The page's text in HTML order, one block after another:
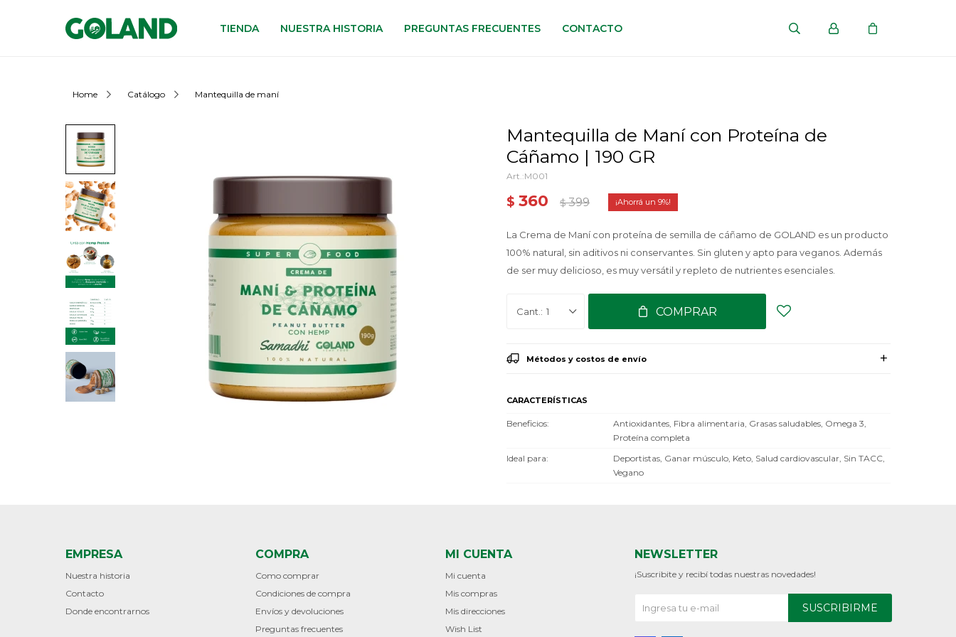
TIENDA NUESTRA HISTORIA PREGUNTAS FRECUENTES CONTACTO
Home Catálogo Mantequilla de maní
Mantequilla de Maní con Proteína de
Cáñamo | 190 GR
M001
$ 360 $ 399 9
La Crema de Maní con proteína de semilla de cáñamo de GOLAND es un producto
100% natural, sin aditivos ni conservantes. Sin gluten y apto para veganos. Además
de ser muy delicioso, es muy versátil y repleto de nutrientes esenciales.
1 COMPRAR
Métodos y costos de envío
CARACTERÍSTICAS
Beneficios
Antioxidantes, Fibra alimentaria, Grasas saludables, Omega 3,
Proteína completa
Ideal para
Deportistas, Ganar músculo, Keto, Salud cardiovascular, Sin TACC,
Vegano
EMPRESA
Nuestra historia
Contacto
Donde encontrarnos
COMPRA
Como comprar
Condiciones de compra
Envíos y devoluciones
Preguntas frecuentes
MI CUENTA
Mi cuenta
Mis compras
Mis direcciones
Wish List
NEWSLETTER
¡Suscribite y recibí todas nuestras novedades!
SUSCRIBIRME